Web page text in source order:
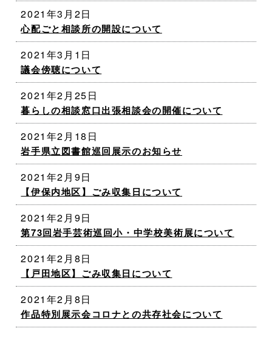
2021年3月2日
心配ごと相談所の開設について
2021年3月1日
議会傍聴について
2021年2月25日
暮らしの相談窓口出張相談会の開催について
2021年2月18日
岩手県立図書館巡回展示のお知らせ
2021年2月9日
【伊保内地区】ごみ収集日について
2021年2月9日
第73回岩手芸術巡回小・中学校美術展について
2021年2月8日
【戸田地区】ごみ収集日について
2021年2月8日
作品特別展示会コロナとの共存社会について